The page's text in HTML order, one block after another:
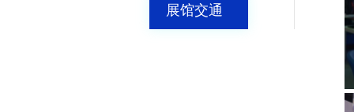
展馆交通